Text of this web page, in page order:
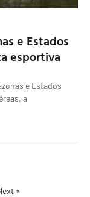
e Estados
esportiva
e Estados
a
»